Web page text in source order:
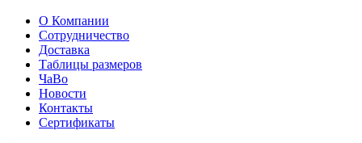
О Компании
Сотрудничество
Доставка
Таблицы размеров
ЧаВо
Новости
Контакты
Сертификаты